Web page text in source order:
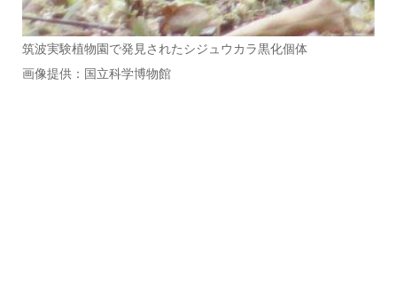
筑波実験植物園で発見されたシジュウカラ黒化個体
画像提供：国立科学博物館